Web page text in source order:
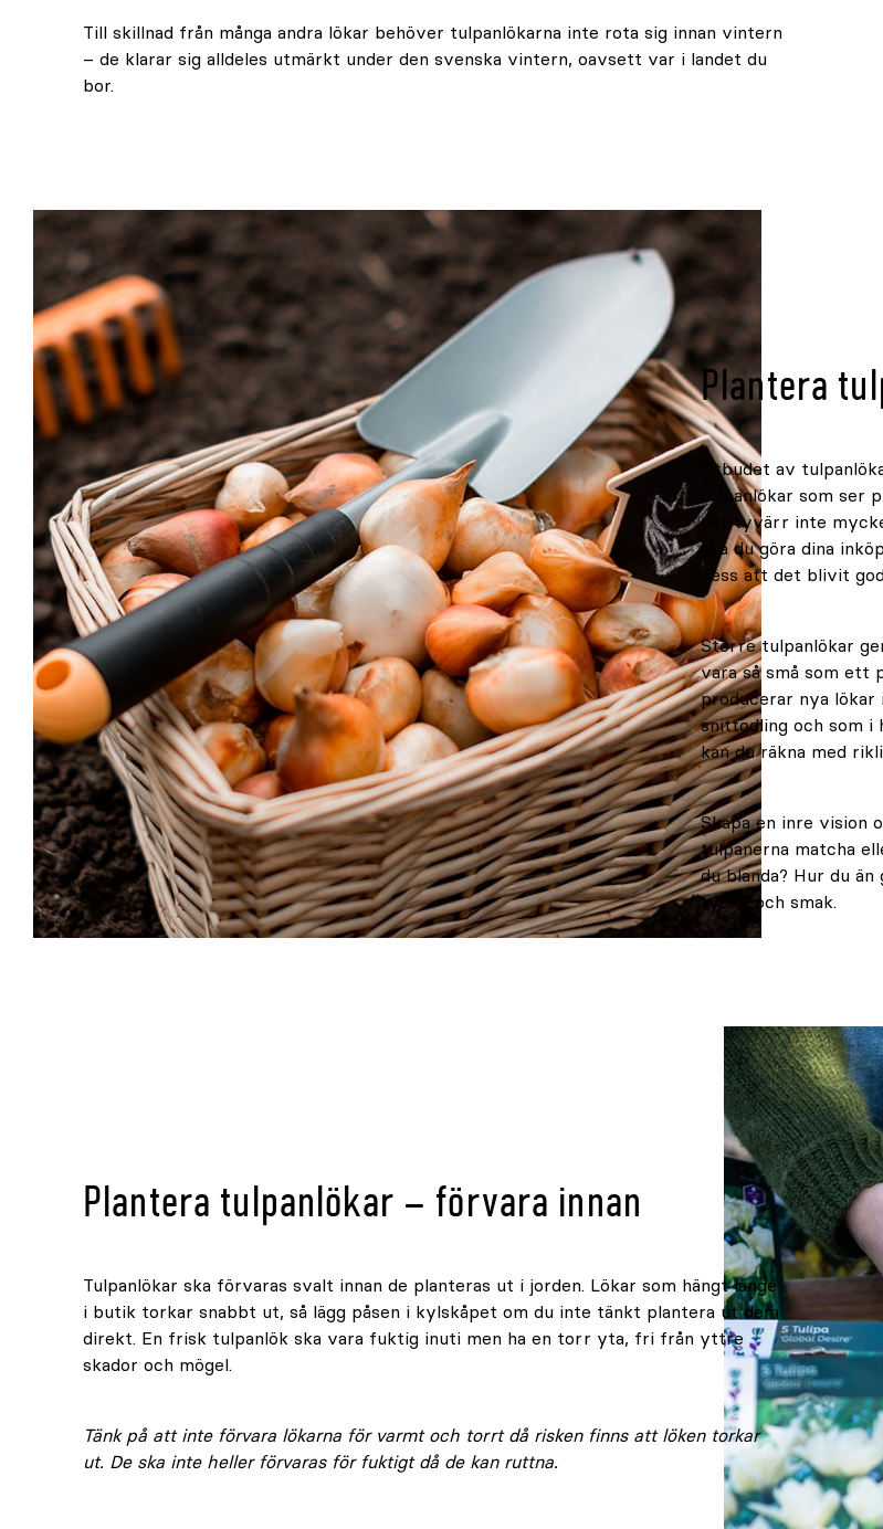
Till skillnad från många andra lökar behöver tulpanlökarna inte rota sig innan vintern
– de klarar sig alldeles utmärkt under den svenska vintern, oavsett var i landet du
bor.
Plantera
Utbudet av
tulpanlökar som ser
det tyvärr inte
ska du göra dina
dess att det blivit
Större tulpanlökar
vara så små som ett
producerar nya lökar
snittodling och som i
kan du räkna med
Skapa en inre vision
tulpanerna matcha
du blanda? Hur du
tycke och smak.
Plantera tulpanlökar – förvara innan
Tulpanlökar ska förvaras svalt innan de planteras ut i jorden. Lökar som hängt länge
i butik torkar snabbt ut, så lägg påsen i kylskåpet om du inte tänkt plantera ut dem
direkt. En frisk tulpanlök ska vara fuktig inuti men ha en torr yta, fri från yttre
skador och mögel.
Tänk på att inte förvara lökarna för varmt och torrt då risken finns att löken torkar
ut. De ska inte heller förvaras för fuktigt då de kan ruttna.